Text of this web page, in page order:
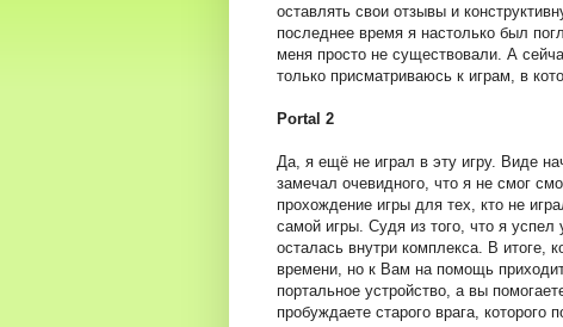
оставлять свои отзывы и
последнее время я настолько был
меня просто не существовали. А
только присматриваюсь к играм, в
Portal 2
Да, я ещё не играл в эту игру. Виде
замечал очевидного, что я не смог
прохождение игры для тех, кто не
самой игры. Судя из того, что я успел
осталась внутри комплекса. В итоге,
времени, но к Вам на помощь
портальное устройство, а вы
пробуждаете старого врага,